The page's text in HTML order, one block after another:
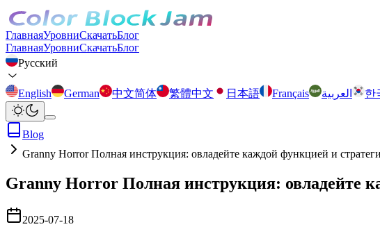
ГлавнаяУровниСкачатьБлог
ГлавнаяУровниСкачатьБлог
Русский
English German 中文简体 繁體中文 日本語 Français العربية 한
Blog
Granny Horror Полная инструкция: овладейте каждой функцией и
Granny Horror Полная инструкция: овладейте
2025-07-18